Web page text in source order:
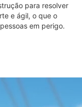
para resolver
e ágil, o que o
em perigo.